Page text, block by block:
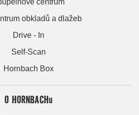
obkladů a dlažeb
Drive - In
Self-Scan
Hornbach Box
O HORNBACHu